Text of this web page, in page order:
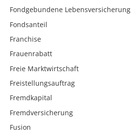
Fondgebundene Lebensversicherung
Fondsanteil
Franchise
Frauenrabatt
Freie Marktwirtschaft
Freistellungsauftrag
Fremdkapital
Fremdversicherung
Fusion